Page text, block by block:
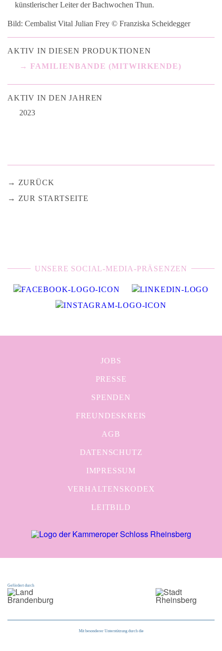
künstlerischer Leiter der Bachwochen Thun.
Bild: Cembalist Vital Julian Frey © Franziska Scheidegger
AKTIV IN DIESEN PRODUKTIONEN
FAMILIENBANDE (MITWIRKENDE)
AKTIV IN DEN JAHREN
2023
ZURÜCK
ZUR STARTSEITE
UNSERE SOCIAL-MEDIA-PRÄSENZEN
JOBS
PRESSE
SPENDEN
FREUNDESKREIS
AGB
DATENSCHUTZ
IMPRESSUM
VERHALTENSKODEX
LEITBILD
Gefördert durch
Mit besonderer Unterstützung durch die